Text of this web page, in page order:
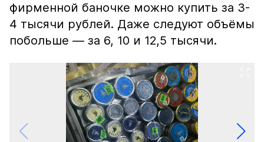
фирменной баночке можно купить за 3-
4 тысячи рублей. Даже следуют объёмы
побольше — за 6, 10 и 12,5 тысячи.